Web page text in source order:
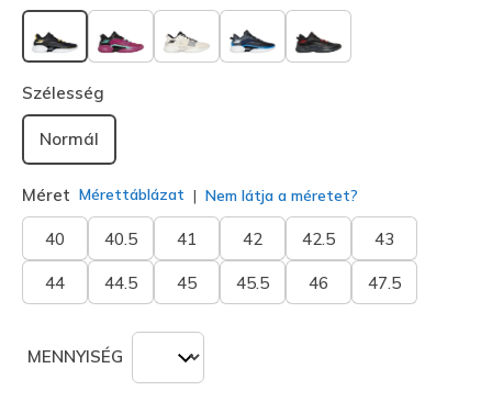
kiválasztva
Szélesség
Normál
Méret Mérettáblázat Nem látja a méretet?
40 40.5 41 42 42.5 43
44 44.5 45 45.5 46 47.5
MENNYISÉG